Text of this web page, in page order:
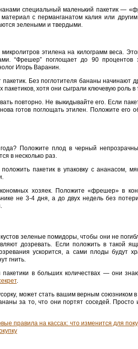
специальный маленький пакетик —
с перманганатом калия или
зелеными и твердыми.
этилена на килограмм веса.
“Фрешер” поглощает до 90 процентов
Игорь Варанин.
пакетик. Без поглотителя бананы начинают
хотя они сыграли ключевую роль
повторно. Не выкидывайте его. Если
готов поглощать этилен. Положите
Положите плод в черный
в несколько раз.
пакетик в упаковку с ананасом,
хозяек. Положите «фрешер» в
не 3-4 дня, а до двух недель без
зеленые помидоры, чтобы они не
дозревать. Если положить в такой
ускорится, а сами плоды будут
гнить.
пакетики в больших количествах — они
.
может стать вашим верным союзником
за то, что они портят соседей. Просто
правила на кассах: что изменится для